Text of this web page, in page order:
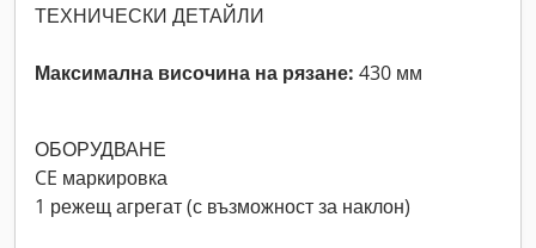
ТЕХНИЧЕСКИ ДЕТАЙЛИ
Максимална височина на рязане: 430 мм
ОБОРУДВАНЕ
CE маркировка
1 режещ агрегат (с възможност за наклон)